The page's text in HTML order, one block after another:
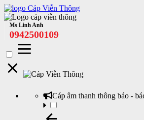
Ms Linh Anh
0942500109
Cáp âm thanh thông báo -